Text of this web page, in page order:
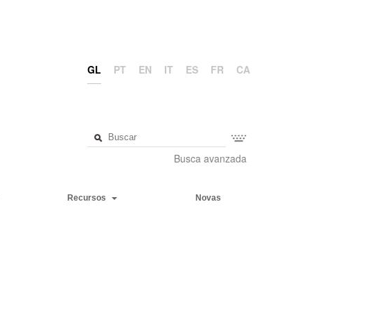
GL PT EN IT ES FR CA
Busca avanzada
Recursos Novas